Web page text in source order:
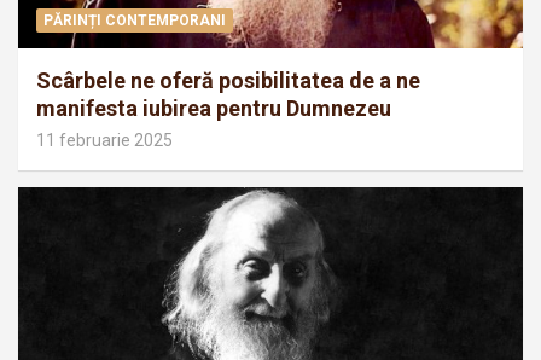
PĂRINȚI CONTEMPORANI
Scârbele ne oferă posibilitatea de a ne
manifesta iubirea pentru Dumnezeu
11 februarie 2025